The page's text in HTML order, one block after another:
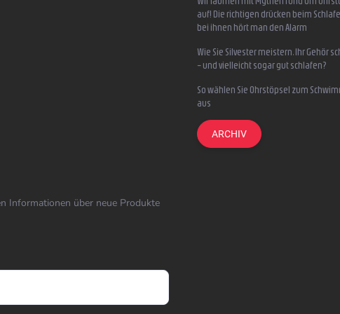
auf! Die richtigen drücken beim
bei ihnen hört man den Alarm
Wie Sie Silvester meistern, Ihr Gehör
– und vielleicht sogar gut schlafen?
So wählen Sie Ohrstöpsel zum
aus
ARCHIV
Informationen über neue Produkte